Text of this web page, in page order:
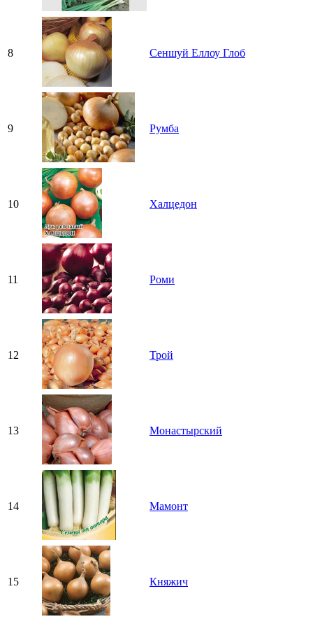
8 Сеншуй Еллоу Глоб
9 Румба
10 Халцедон
11 Роми
12 Трой
13 Монастырский
14 Мамонт
15 Княжич